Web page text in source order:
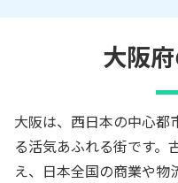
大阪
大阪は、西日本の中心都
る活気あふれる街です。
え、日本全国の商業や